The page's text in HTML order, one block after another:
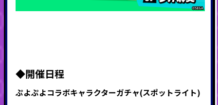
◆開催日程
ぷよぷよコラボキャラクターガチャ(スポットライト)